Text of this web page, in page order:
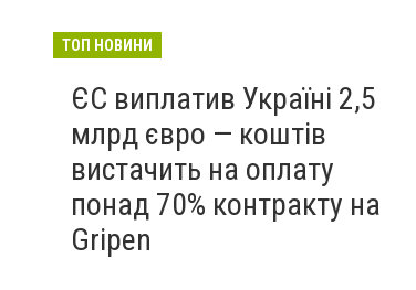
ТОП НОВИНИ
ЄС виплатив Україні 2,5
млрд євро — коштів
вистачить на оплату
понад 70% контракту на
Gripen